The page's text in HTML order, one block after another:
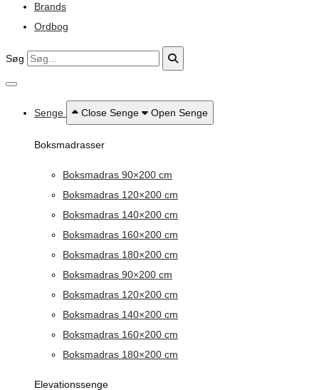
Brands
Ordbog
Søg
Senge Close Senge Open Senge
Boksmadrasser
Boksmadras 90×200 cm
Boksmadras 120×200 cm
Boksmadras 140×200 cm
Boksmadras 160×200 cm
Boksmadras 180×200 cm
Boksmadras 90×200 cm
Boksmadras 120×200 cm
Boksmadras 140×200 cm
Boksmadras 160×200 cm
Boksmadras 180×200 cm
Elevationssenge